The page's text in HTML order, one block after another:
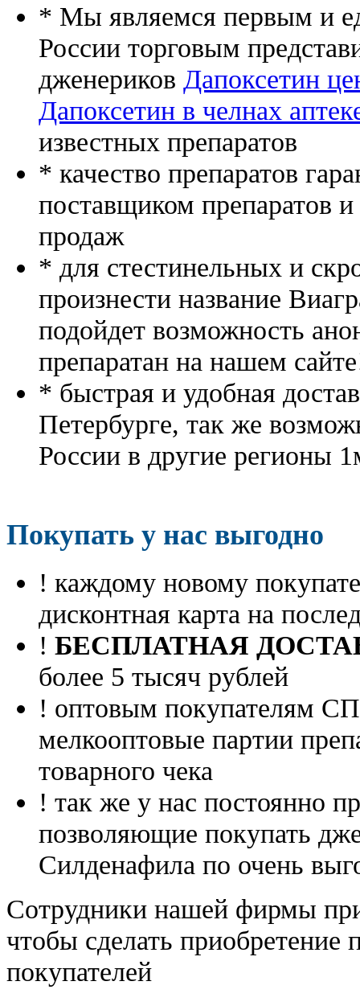
* Мы являемся первым и
России торговым
дженериков Дапоксетин
Дапоксетин в челнах
известных препаратов
* качество препаратов
поставщиком препаратов
продаж
* для стестинельных и
произнести название
подойдет возможность
препаратан на нашем
* быстрая и удобная
Петербурге, так же
России в другие регионы
Покупать у нас выгодно
! каждому новому
дисконтная карта на
! БЕСПЛАТНАЯ
более 5 тысяч рублей
! оптовым покупателям
мелкооптовые партии
товарного чека
! так же у нас постоянно
позволяющие покупать
Силденафила по очень
Cотрудники нашей фирмы
чтобы сделать приобретение
покупателей